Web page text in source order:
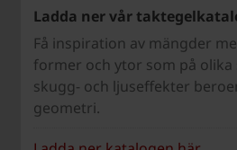
Ladda ner vår
Få inspiration av mängder
former och ytor som på olika
skugg- och ljuseffekter
geometri.